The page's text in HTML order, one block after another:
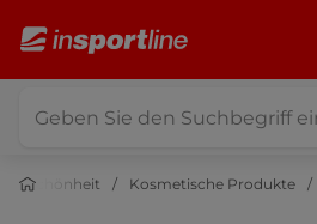
Schönheit Kosmetische Produkte